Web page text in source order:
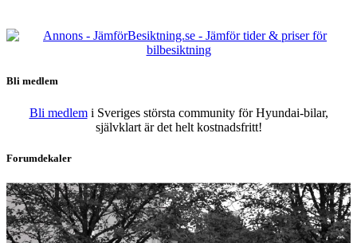
Bli medlem
Bli medlemi Sveriges största community för Hyundai-bilar,
självklart är det helt kostnadsfritt!
Forumdekaler